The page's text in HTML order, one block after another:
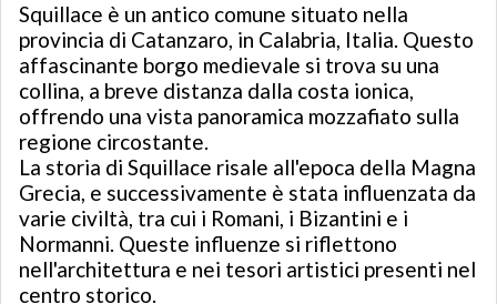
Squillace è un antico comune situato nella
provincia di Catanzaro, in Calabria, Italia. Questo
affascinante borgo medievale si trova su una
collina, a breve distanza dalla costa ionica,
offrendo una vista panoramica mozzafiato sulla
regione circostante.
La storia di Squillace risale all'epoca della Magna
Grecia, e successivamente è stata influenzata da
varie civiltà, tra cui i Romani, i Bizantini e i
Normanni. Queste influenze si riflettono
nell'architettura e nei tesori artistici presenti nel
centro storico.